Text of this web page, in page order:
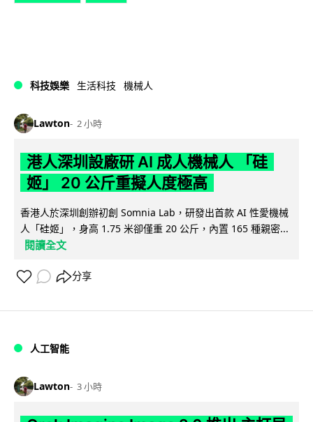
科技娛樂 生活科技 機械人
Lawton 2 小時
港人深圳設廠研 AI 成人機械人 「硅
姬」 20 公斤重擬人度極高
香港人於深圳創辦初創 Somnia Lab，研發出首款 AI 性愛機械
人「硅姬」，身高 1.75 米卻僅重 20 公斤，內置 165 種親密...
閱讀全文
分享
人工智能
Lawton 3 小時